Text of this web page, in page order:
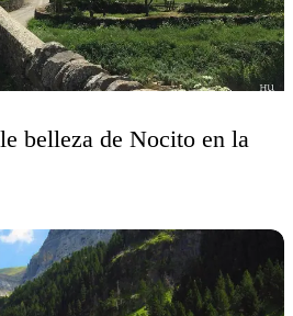
belleza de Nocito en la